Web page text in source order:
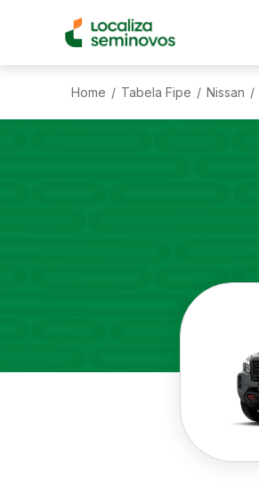
Home / Tabela Fipe / Nissan /